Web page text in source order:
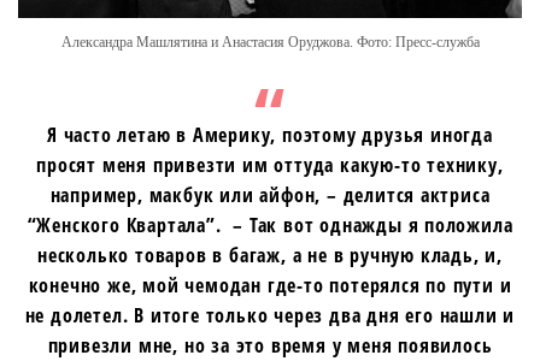
Александра Машлятина и Анастасия Оруджова. Фото: Пресс-служба
Я часто летаю в Америку, поэтому друзья иногда
просят меня привезти им оттуда какую-то технику,
например, макбук или айфон, – делится актриса
“Женского Квартала”. – Так вот однажды я положила
несколько товаров в багаж, а не в ручную кладь, и,
конечно же, мой чемодан где-то потерялся по пути и
не долетел. В итоге только через два дня его нашли и
привезли мне, но за это время у меня появилось